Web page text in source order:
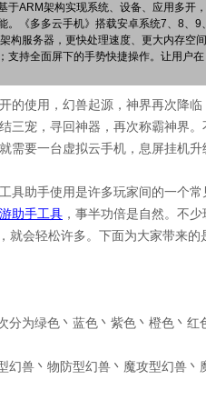
于ARM架构实现系统、设备、应用多开
。《多多云手机》搭载安卓系统7、8、
构服务器，更快处理速度、更大内存空
支持全面屏下的手势快捷操作。让用户
的使用，幻兽起源，神界再次降
三宠，寻回神器，再次称霸神界。
需要一台虚拟云手机，息屏挂机升
工具助手使用是许多玩家间的一个
助手工具 ，事半功倍是自然。不
就会轻松许多。下面为大家带来
分为绿色丶蓝色丶紫色丶橙色丶红
幻兽丶物防型幻兽丶魔攻型幻兽